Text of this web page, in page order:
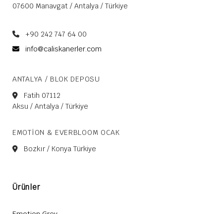
07600 Manavgat / Antalya / Türkiye
+90 242 747 64 00
info@caliskanerler.com
ANTALYA / BLOK DEPOSU
Fatih 07112
Aksu / Antalya / Türkiye
EMOTION & EVERBLOOM OCAK
Bozkır / Konya Türkiye
Ürünler